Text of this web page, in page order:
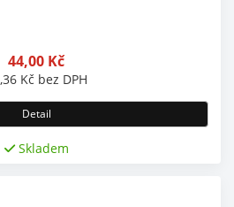
44,00 Kč
Kč bez DPH
Detail
Skladem